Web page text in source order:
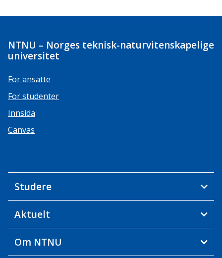
NTNU – Norges teknisk-naturvitenskapelige
universitet
For ansatte
For studenter
Innsida
Canvas
Studere
Aktuelt
Om NTNU